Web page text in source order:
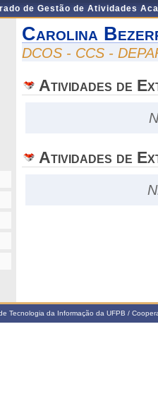
de Gestão de Atividades
Carolina
DCOS - CCS -
Atividades de
Atividades de
Tecnologia da Informação da UFPB /